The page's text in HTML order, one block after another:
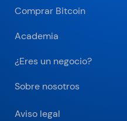
Comprar Bitcoin
Academia
¿Eres un negocio?
Sobre nosotros
Aviso legal